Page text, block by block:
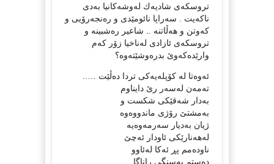
تروسكه‌ی شادیه‌ك له‌وشه‌كانیا به‌دی
ناكه‌یت . سه‌راپا نائومێدی و ره‌نجه‌رۆیی و
كه‌وتن و هه‌ڵاتنه‌ .. شاعیر ره‌شبینه‌ و
تروسكه‌ی ئازادی له‌ناخیا زۆر كه‌م
وارێده‌كه‌وێ‌ بدره‌وشێته‌وه‌؟
ئه‌وه‌تا له‌ كۆپله‌یه‌كی تردا ده‌ڵێت …..
ته‌مه‌ن له‌سه‌ر رێ دایناوم
به‌دار شه‌قێكی شكست و
به‌مشتێ‌ رۆژی ماندووه‌وه‌
ژیان به‌دیار سه‌رمه‌وه‌یه‌
له‌هه‌نارێكی ئاودار ئه‌چێ‌
ناوده‌مم پڕ ئه‌كا له‌ئاوو
ده‌ستم به‌سنگی راناگا